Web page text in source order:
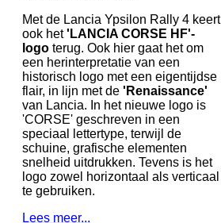
Met de Lancia Ypsilon Rally 4 keert
ook het'LANCIA CORSE HF'-
logo terug. Ook hier gaat het om
een herinterpretatie van een
historisch logo met een eigentijdse
flair, in lijn met de 'Renaissance'
van Lancia. In het nieuwe logo is
'CORSE' geschreven in een
speciaal lettertype, terwijl de
schuine, grafische elementen
snelheid uitdrukken. Tevens is het
logo zowel horizontaal als verticaal
te gebruiken.
Lees meer...